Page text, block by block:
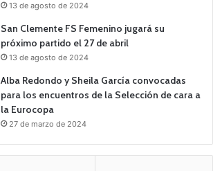
13 de agosto de 2024
San Clemente FS Femenino jugará su
próximo partido el 27 de abril
13 de agosto de 2024
Alba Redondo y Sheila García convocadas
para los encuentros de la Selección de cara a
la Eurocopa
27 de marzo de 2024